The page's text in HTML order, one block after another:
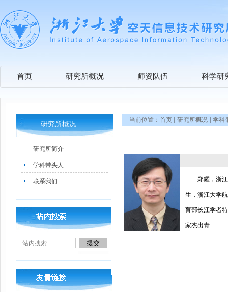
首页 研究所概况 师资队伍 科学研
研究所概况
研究所简介
学科带头人
联系我们
当前位置： 首页 研究所概况 学科
郑耀，浙
生，浙江大学
育部长江学者
家杰出青...